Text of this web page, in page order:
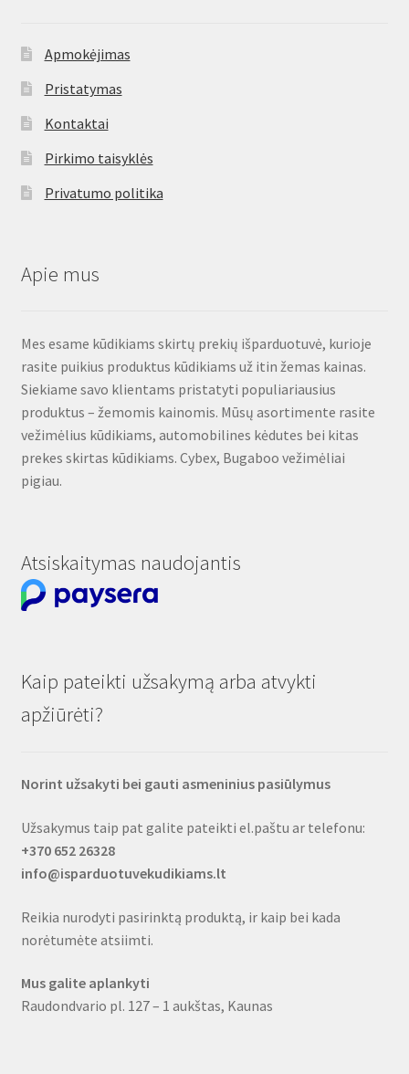
Apmokėjimas
Pristatymas
Kontaktai
Pirkimo taisyklės
Privatumo politika
Apie mus
Mes esame kūdikiams skirtų prekių išparduotuvė, kurioje
rasite puikius produktus kūdikiams už itin žemas kainas.
Siekiame savo klientams pristatyti populiariausius
produktus – žemomis kainomis. Mūsų asortimente rasite
vežimėlius kūdikiams, automobilines kėdutes bei kitas
prekes skirtas kūdikiams. Cybex, Bugaboo vežimėliai
pigiau.
Atsiskaitymas naudojantis
Kaip pateikti užsakymą arba atvykti
apžiūrėti?
Norint užsakyti bei gauti asmeninius pasiūlymus
Užsakymus taip pat galite pateikti el.paštu ar telefonu:
+370 652 26328
info@isparduotuvekudikiams.lt
Reikia nurodyti pasirinktą produktą, ir kaip bei kada
norėtumėte atsiimti.
Mus galite aplankyti
Raudondvario pl. 127 – 1 aukštas, Kaunas